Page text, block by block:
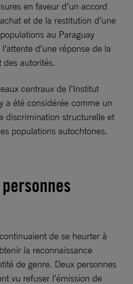
en faveur d’un accord
et de la restitution d’une
au Paraguay
d’une réponse de la
des autorités.
centraux de l’Institut
a été considérée comme un
discrimination structurelle et
populations autochtones.
de se heurter à
la reconnaissance
de genre. Deux personnes
vu refuser l’émission de